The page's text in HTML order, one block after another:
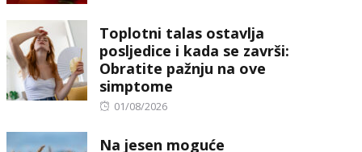
Toplotni talas ostavlja
posljedice i kada se završi:
Obratite pažnju na ove
simptome
Posted
01/08/2026
Na jesen moguće